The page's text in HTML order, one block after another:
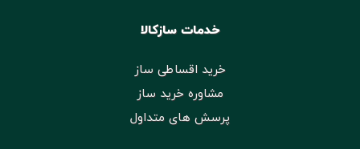
خدمات سازکالا
خرید اقساطی ساز
مشاوره خرید ساز
پرسش های متداول